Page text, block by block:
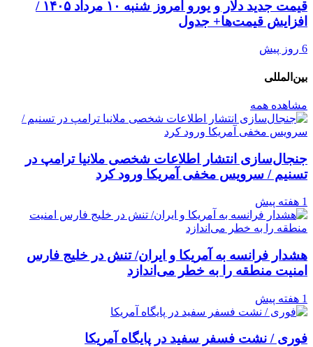
قیمت جدید دلار و یورو امروز شنبه ۱۰ مرداد ۱۴۰۵ /
افزایش قیمت‌ها+ جدول
6 روز پیش
بین‌المللی
مشاهده همه
جنجال‌سازی انتشار اطلاعات شخصی ملانیا ترامپ در
تسنیم / سرویس مخفی آمریکا ورود کرد
1 هفته پیش
هشدار فرانسه به آمریکا و ایران/ تنش در خلیج فارس
امنیت منطقه را به خطر می‌اندازد
1 هفته پیش
فوری / نشت فسفر سفید در پایگاه آمریکا